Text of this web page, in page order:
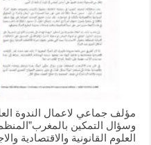
مؤلف جماعي لاعمال الندوة
العلوم القانونية والاقتصادية